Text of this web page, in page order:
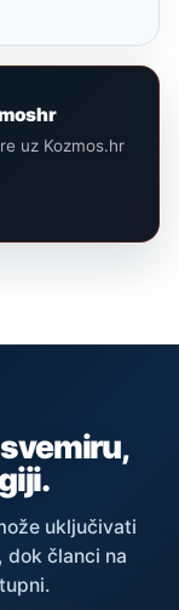
uz Kozmos.hr
uključivati
dok članci na